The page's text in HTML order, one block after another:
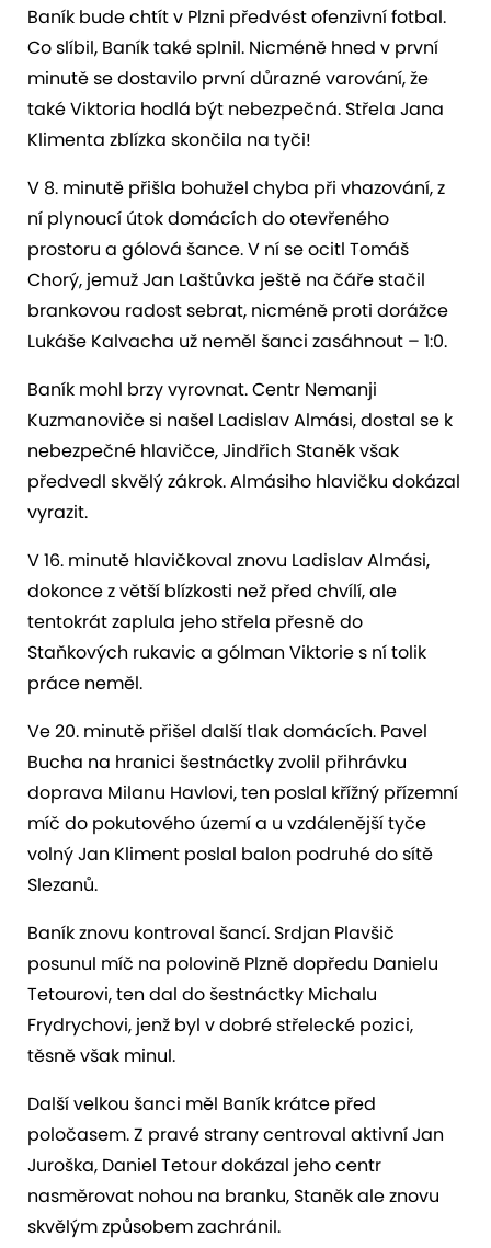
Baník bude chtít v Plzni předvést ofenzivní fotbal.
Co slíbil, Baník také splnil. Nicméně hned v první
minutě se dostavilo první důrazné varování, že
také Viktoria hodlá být nebezpečná. Střela Jana
Klimenta zblízka skončila na tyči!
V 8. minutě přišla bohužel chyba při vhazování, z
ní plynoucí útok domácích do otevřeného
prostoru a gólová šance. V ní se ocitl Tomáš
Chorý, jemuž Jan Laštůvka ještě na čáře stačil
brankovou radost sebrat, nicméně proti dorážce
Lukáše Kalvacha už neměl šanci zasáhnout – 1:0.
Baník mohl brzy vyrovnat. Centr Nemanji
Kuzmanoviče si našel Ladislav Almási, dostal se k
nebezpečné hlavičce, Jindřich Staněk však
předvedl skvělý zákrok. Almásiho hlavičku dokázal
vyrazit.
V 16. minutě hlavičkoval znovu Ladislav Almási,
dokonce z větší blízkosti než před chvílí, ale
tentokrát zaplula jeho střela přesně do
Staňkových rukavic a gólman Viktorie s ní tolik
práce neměl.
Ve 20. minutě přišel další tlak domácích. Pavel
Bucha na hranici šestnáctky zvolil přihrávku
doprava Milanu Havlovi, ten poslal křížný přízemní
míč do pokutového území a u vzdálenější tyče
volný Jan Kliment poslal balon podruhé do sítě
Slezanů.
Baník znovu kontroval šancí. Srdjan Plavšič
posunul míč na polovině Plzně dopředu Danielu
Tetourovi, ten dal do šestnáctky Michalu
Frydrychovi, jenž byl v dobré střelecké pozici,
těsně však minul.
Další velkou šanci měl Baník krátce před
poločasem. Z pravé strany centroval aktivní Jan
Juroška, Daniel Tetour dokázal jeho centr
nasměrovat nohou na branku, Staněk ale znovu
skvělým způsobem zachránil.